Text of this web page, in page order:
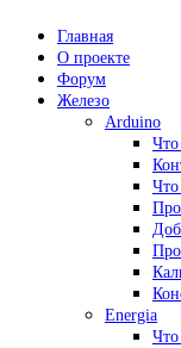
Главная
О проекте
Форум
Железо
Arduino
Что
Energia
Что